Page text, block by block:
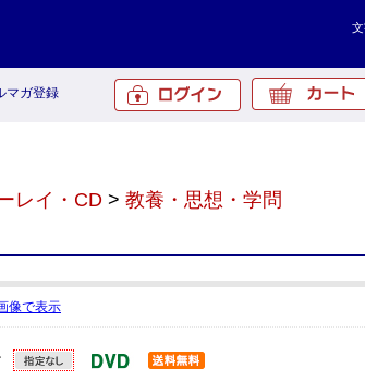
マガ登録
レイ・CD > 教養・思想・学問
像で表示